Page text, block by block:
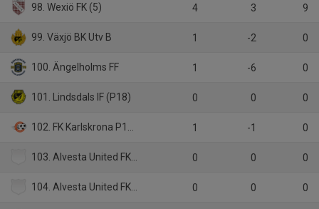
98. Wexiö FK (5) 4 3 9
99. Växjö BK Utv B 1 -2 0
100. Ängelholms FF 1 -6 0
101. Lindsdals IF (P18) 0 0 0
102. FK Karlskrona P16 (2009) 1 -1 0
103. Alvesta United FK (4) 0 0 0
104. Alvesta United FK (B) 0 0 0